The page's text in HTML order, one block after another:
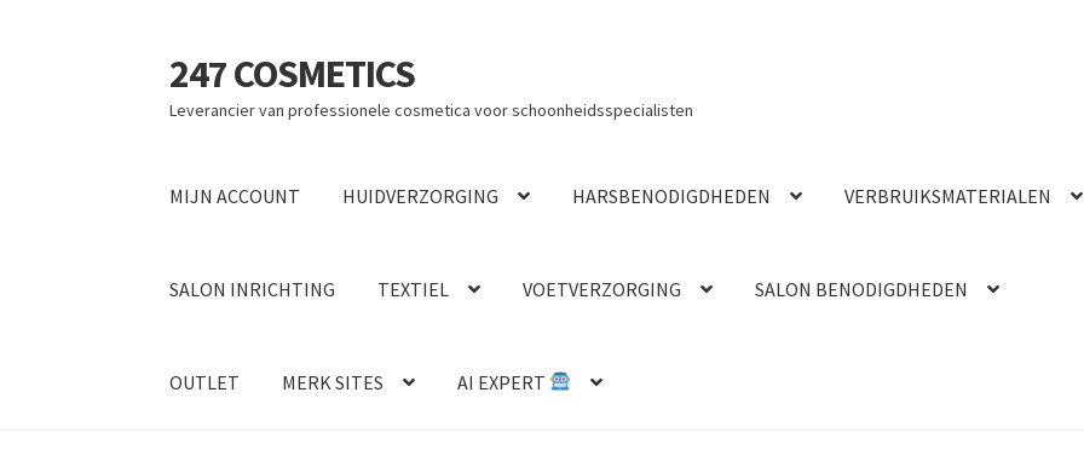
Ga
door
naar
Ga
naar
de
247 COSMETICS
Leverancier van professionele cosmetica voor schoonheidsspecialisten
MIJN ACCOUNT HUIDVERZORGING HARSBENODIGDHEDEN VERBRUIKSMATERIALEN
SALON INRICHTING TEXTIEL VOETVERZORGING SALON BENODIGDHEDEN
OUTLET MERK SITES AI EXPERT